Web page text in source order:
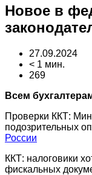
Новое в
27.09.2024
< 1 мин.
269
Всем
Проверки ККТ:
подозрительных
России
ККТ: налоговики
фискальных